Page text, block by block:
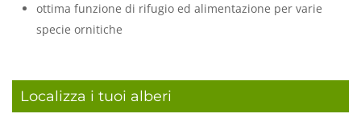
ottima funzione di rifugio ed alimentazione per varie
specie ornitiche
Localizza i tuoi alberi